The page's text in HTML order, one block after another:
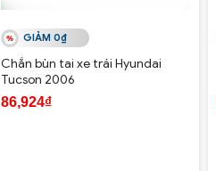
GIẢM 0₫
Chắn bùn tai xe trái Hyundai
Tucson 2006
86,924₫